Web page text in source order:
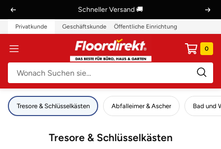
Direkt
zum
Inhalt
Zurück Schneller Versand 🚚
Privatkunde Geschäftskunde Öffentliche Einrichtung
Navigation
Floordirekt
DE
0
Tresore & Schlüsselkästen Abfalleimer & Ascher Bad und
Tresore & Schlüsselkästen